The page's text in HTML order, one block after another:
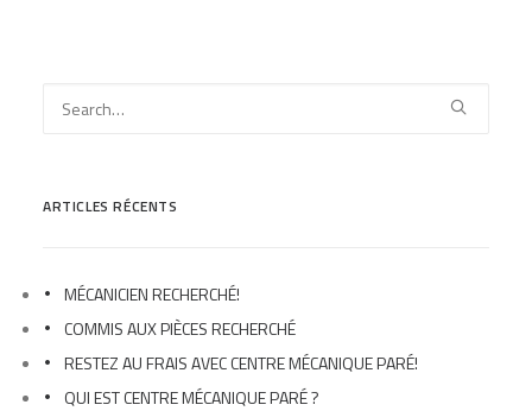
ARTICLES RÉCENTS
MÉCANICIEN RECHERCHÉ!
COMMIS AUX PIÈCES RECHERCHÉ
RESTEZ AU FRAIS AVEC CENTRE MÉCANIQUE PARÉ!
QUI EST CENTRE MÉCANIQUE PARÉ ?